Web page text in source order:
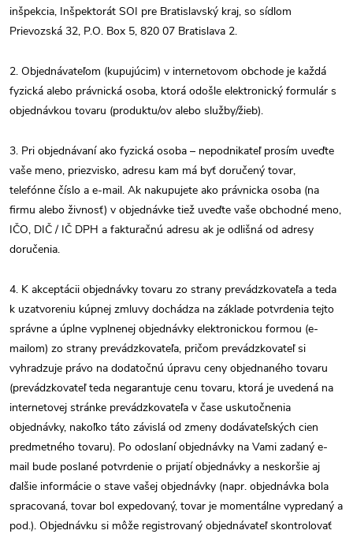
inšpekcia, Inšpektorát SOI pre Bratislavský kraj, so sídlom
Prievozská 32, P.O. Box 5, 820 07 Bratislava 2.
2. Objednávateľom (kupujúcim) v internetovom obchode je každá
fyzická alebo právnická osoba, ktorá odošle elektronický formulár s
objednávkou tovaru (produktu/ov alebo služby/žieb).
3. Pri objednávaní ako fyzická osoba – nepodnikateľ prosím uveďte
vaše meno, priezvisko, adresu kam má byť doručený tovar,
telefónne číslo a e-mail. Ak nakupujete ako právnicka osoba (na
firmu alebo živnosť) v objednávke tiež uveďte vaše obchodné meno,
IČO, DIČ / IČ DPH a fakturačnú adresu ak je odlišná od adresy
doručenia.
4. K akceptácii objednávky tovaru zo strany prevádzkovateľa a teda
k uzatvoreniu kúpnej zmluvy dochádza na základe potvrdenia tejto
správne a úplne vyplnenej objednávky elektronickou formou (e-
mailom) zo strany prevádzkovateľa, pričom prevádzkovateľ si
vyhradzuje právo na dodatočnú úpravu ceny objednaného tovaru
(prevádzkovateľ teda negarantuje cenu tovaru, ktorá je uvedená na
internetovej stránke prevádzkovateľa v čase uskutočnenia
objednávky, nakoľko táto závislá od zmeny dodávateľských cien
predmetného tovaru). Po odoslaní objednávky na Vami zadaný e-
mail bude poslané potvrdenie o prijatí objednávky a neskoršie aj
ďalšie informácie o stave vašej objednávky (napr. objednávka bola
spracovaná, tovar bol expedovaný, tovar je momentálne vypredaný a
pod.). Objednávku si môže registrovaný objednávateľ skontrolovať